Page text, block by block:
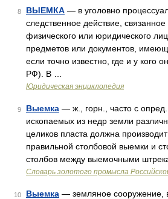
8 ВЫЕМКА — в уголовно
следственное действие,
физического или юридического
предметов или документов,
если точно известно, где и у кого
РФ). В …
Юридическая энциклопедия
9 Выемка — ж., горн., часто с
ископаемых из недр земли
целиков пласта должна
правильной столбовой выемки и
столбов между выемочными
Словарь золотого промысла
10 Выемка — земляное сооружение,